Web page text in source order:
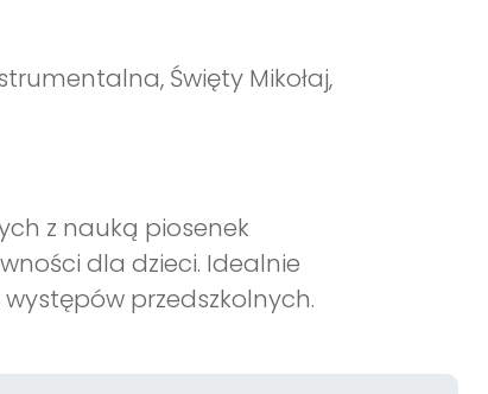
Święty Mikołaj,
z nauką piosenek
dla dzieci. Idealnie
przedszkolnych.